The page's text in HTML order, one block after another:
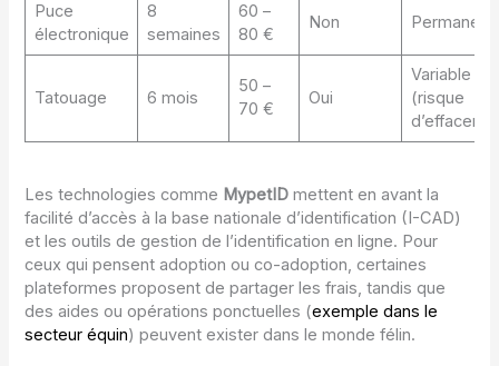
Puce
électronique
8
semaines
60 –
80 €
Non
Tatouage 6 mois
50 –
70 €
Oui
Variable
(risque
Les technologies comme MypetID mettent en avant la
facilité d’accès à la base nationale d’identification (I-CAD)
et les outils de gestion de l’identification en ligne. Pour
ceux qui pensent adoption ou co-adoption, certaines
plateformes proposent de partager les frais, tandis que
des aides ou opérations ponctuelles (exemple dans le
secteur équin) peuvent exister dans le monde félin.